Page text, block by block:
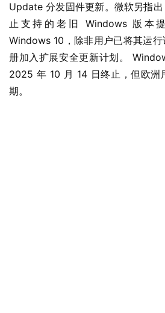
业
界
Update 分发固件更新。微软另指
止支持的老旧 Windows 版本
Windows 10，除非用户已将其运
册加入扩展安全更新计划。
2025 年 10 月 14 日终止，但欧洲
期。